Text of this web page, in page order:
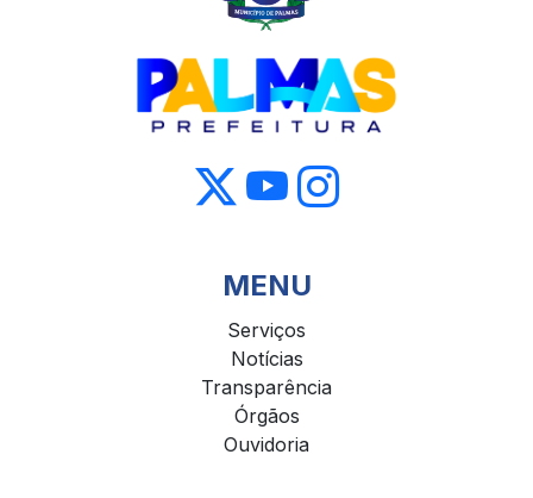
MENU
Serviços
Notícias
Transparência
Órgãos
Ouvidoria